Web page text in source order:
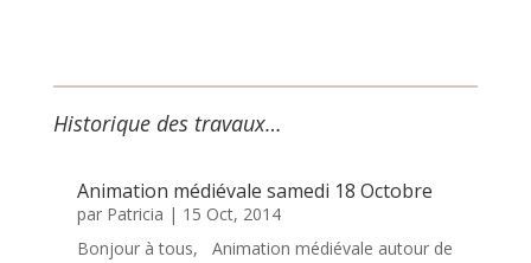
Historique des travaux…
Animation médiévale samedi 18 Octobre
par Patricia | 15 Oct, 2014
Bonjour à tous, Animation médiévale autour de